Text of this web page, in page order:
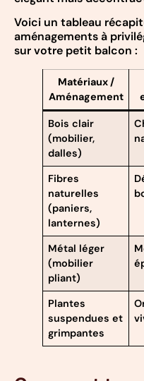
Voici un tableau
aménagements à
sur votre petit balcon :
Matériaux /
Aménagement
Bois clair
(mobilier,
dalles)
Fibres
naturelles
(paniers,
lanternes)
Métal léger
(mobilier
pliant)
Plantes
suspendues et
grimpantes